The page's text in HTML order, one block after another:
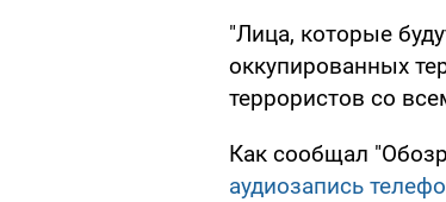
"Лица, которые
оккупированных
террористов со
Как сообщал
аудиозапись